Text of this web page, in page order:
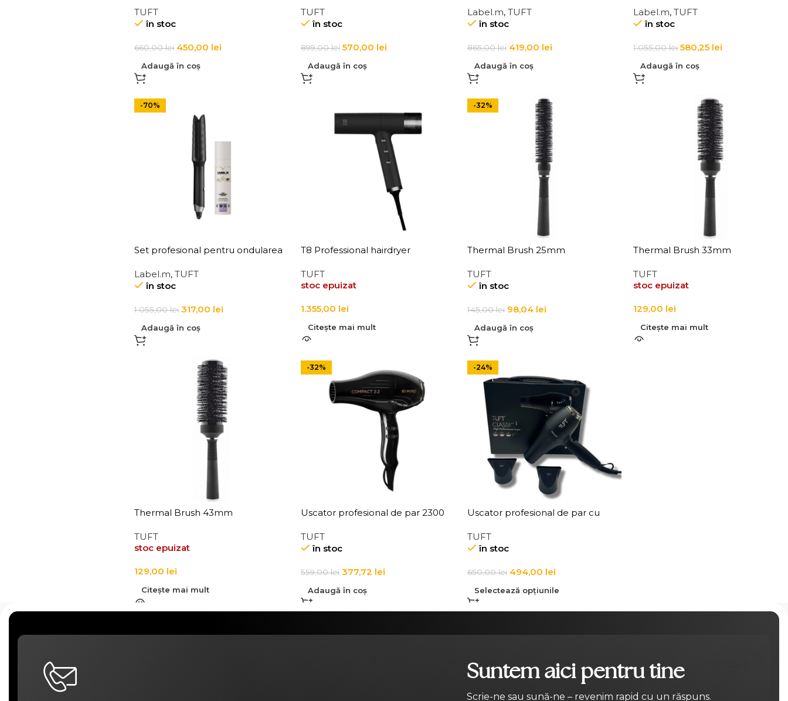
clipsuri pentru par Tuft Silver
Snow Curl Bar
TUFT
în stoc
660,00lei 450,00 lei
Adaugă în coș
clipsuri pentru par Tuft Silver
Snow Diamond Plus Style
TUFT
în stoc
899,00lei 570,00 lei
Adaugă în coș
Label.m, TUFT
în stoc
865,00lei 419,00 lei
Adaugă în coș
Label.m,TUFT
în stoc
1.055,00lei 580,25 lei
Adaugă în coș
-70%
Set profesional pentru ondularea
Label.m, TUFT
în stoc
1.055,00lei 317,00 lei
Adaugă în coș
T8 Professional hairdryer
TUFT
stoc epuizat
1.355,00 lei
Citește mai mult
-32%
Thermal Brush 25mm
TUFT
în stoc
145,00lei 98,04 lei
Adaugă în coș
Thermal Brush 33mm
TUFT
stoc epuizat
129,00 lei
Citește mai mult
Thermal Brush 43mm
TUFT
stoc epuizat
129,00 lei
Citește mai mult
-32%
Uscator profesional de par 2300
Tuft Rimind Professional Hairdryer
TUFT
în stoc
559,00lei 377,72 lei
Adaugă în coș
-24%
Uscator profesional de par cu
Hairdryer
TUFT
în stoc
650,00lei 494,00 lei
Selectează opțiunile
Suntem aici pentru tine
Scrie-ne sau sună-ne – revenim rapid cu un răspuns.